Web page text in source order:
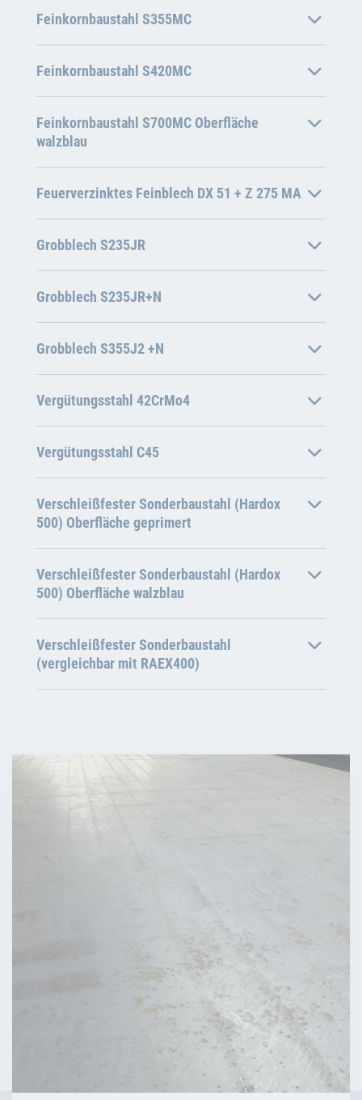
Feinkornbaustahl S355MC
Feinkornbaustahl S420MC
Feinkornbaustahl S700MC Oberfläche
walzblau
Feuerverzinktes Feinblech DX 51 + Z 275 MA
Grobblech S235JR
Grobblech S235JR+N
Grobblech S355J2 +N
Vergütungsstahl 42CrMo4
Vergütungsstahl C45
Verschleißfester Sonderbaustahl (Hardox
500) Oberfläche geprimert
Verschleißfester Sonderbaustahl (Hardox
500) Oberfläche walzblau
Verschleißfester Sonderbaustahl
(vergleichbar mit RAEX400)